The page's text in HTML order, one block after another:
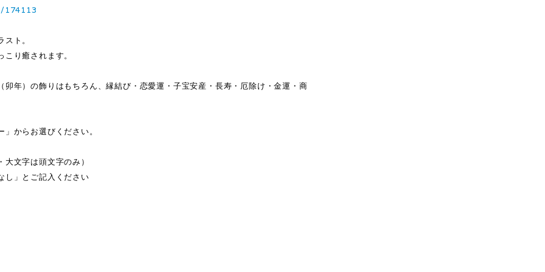
ト。
り癒されます。
年）の飾りはもちろん、縁結び・恋愛運・子宝安産・長寿・厄除け・金運・商
からお選びください。
文字は頭文字のみ）
し」とご記入ください